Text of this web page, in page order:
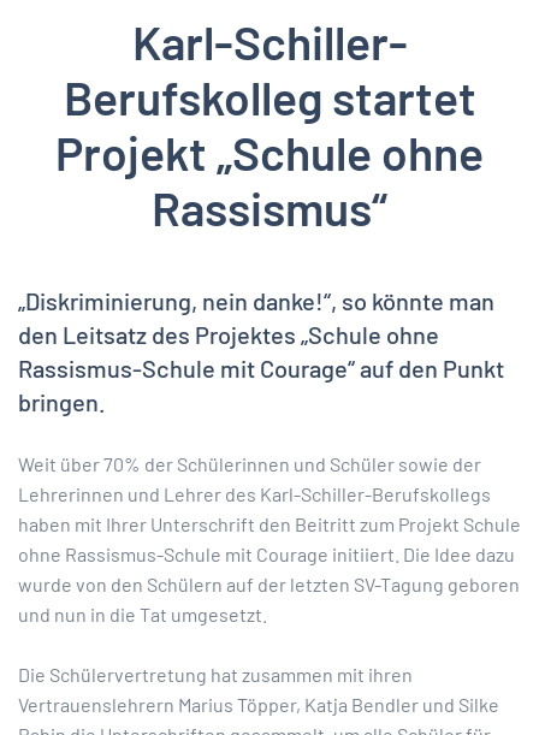
Karl-Schiller-
Berufskolleg startet
Projekt „Schule ohne
Rassismus“
„Diskriminierung, nein danke!“, so könnte man
den Leitsatz des Projektes „Schule ohne
Rassismus-Schule mit Courage“ auf den Punkt
bringen.
Weit über 70% der Schülerinnen und Schüler sowie der
Lehrerinnen und Lehrer des Karl-Schiller-Berufskollegs
haben mit Ihrer Unterschrift den Beitritt zum Projekt Schule
ohne Rassismus-Schule mit Courage initiiert. Die Idee dazu
wurde von den Schülern auf der letzten SV-Tagung geboren
und nun in die Tat umgesetzt.
Die Schülervertretung hat zusammen mit ihren
Vertrauenslehrern Marius Töpper, Katja Bendler und Silke